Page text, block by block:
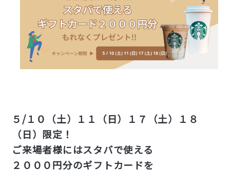
５/１０（土）１１（日）１７（土）１８
（日）限定！
ご来場者様にはスタバで使える
２０００円分のギフトカードを